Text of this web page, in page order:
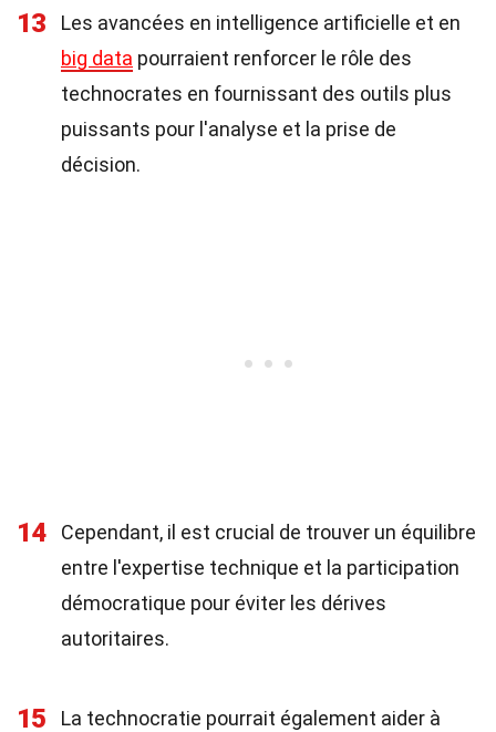
13
Les avancées en intelligence artificielle et en
big data pourraient renforcer le rôle des
technocrates en fournissant des outils plus
puissants pour l'analyse et la prise de
décision.
14
Cependant, il est crucial de trouver un équilibre
entre l'expertise technique et la participation
démocratique pour éviter les dérives
autoritaires.
15 La technocratie pourrait également aider à